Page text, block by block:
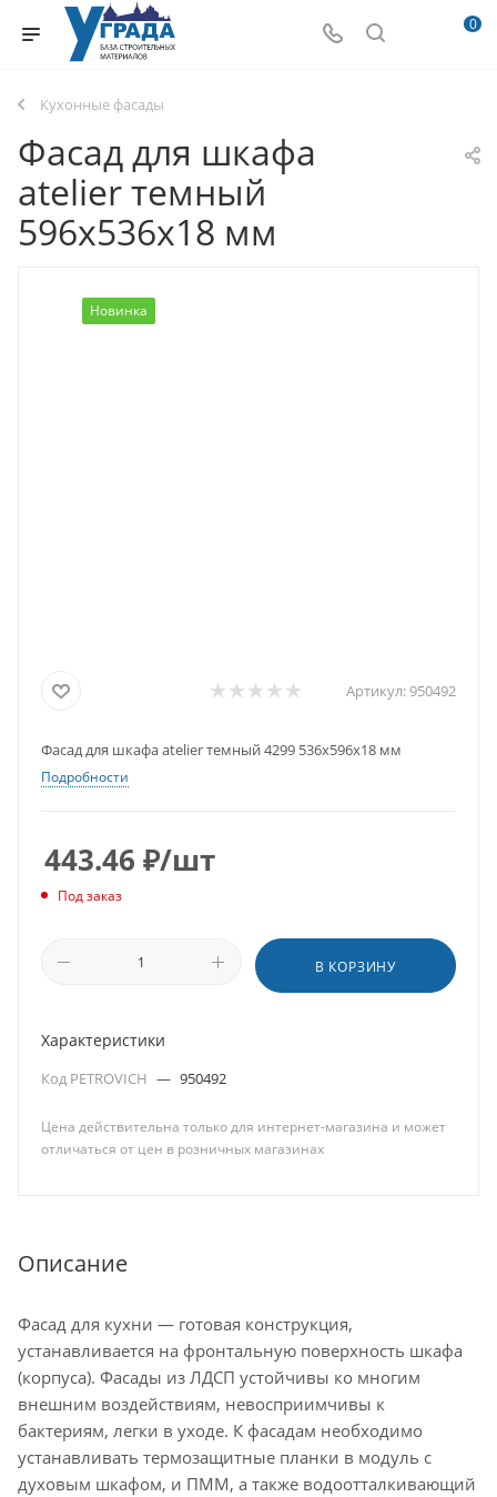
0
Кухонные фасады
Фасад для шкафа
atelier темный
596х536х18 мм
Новинка
Артикул:950492
Фасад для шкафа atelier темный 4299 536х596х18 мм
Подробности
443.46 ₽/шт
Под заказ
В КОРЗИНУ
Характеристики
Код PETROVICH — 950492
Цена действительна только для интернет-магазина и может
отличаться от цен в розничных магазинах
Описание
Фасад для кухни — готовая конструкция,
устанавливается на фронтальную поверхность шкафа
(корпуса). Фасады из ЛДСП устойчивы ко многим
внешним воздействиям, невосприимчивы к
бактериям, легки в уходе. К фасадам необходимо
устанавливать термозащитные планки в модуль с
духовым шкафом, и ПММ, а также водоотталкивающий